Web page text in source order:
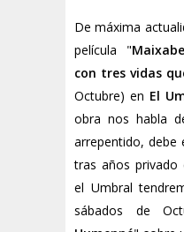
De máxima
película "
con tres vidas
Octubre) en El
obra nos habla
arrepentido, debe
tras años privado
el Umbral
sábados de